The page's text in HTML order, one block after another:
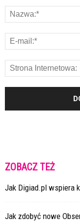
ZOBACZ TEŻ
Jak Digiad.pl wspiera
Jak zdobyć nowe